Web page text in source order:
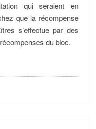
qui seraient en
que la récompense
s’effectue par des
du bloc.